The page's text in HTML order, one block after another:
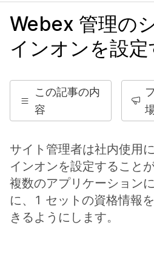
Webex 管理の
インオンを設定
この記事の内
容
サイト管理者は社内使用
インオンを設定すること
複数のアプリケーション
に、1 セットの資格情報
きるようにします。